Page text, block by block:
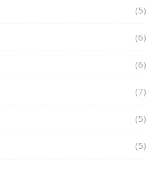
(5)
(6)
(6)
(7)
(5)
(5)